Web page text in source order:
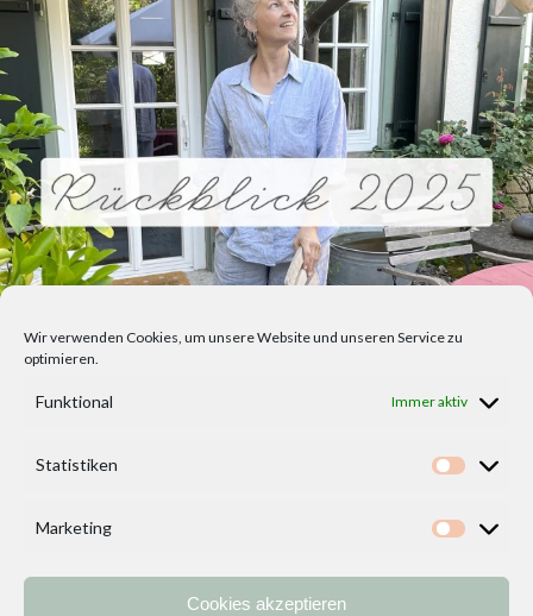
Wir verwenden Cookies, um unsere Website und unseren Service zu
optimieren.
Funktional Immer aktiv
Statistiken
Marketing
Cookies akzeptieren